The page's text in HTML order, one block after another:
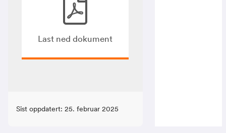
Last ned dokument
Sist oppdatert: 25. februar 2025